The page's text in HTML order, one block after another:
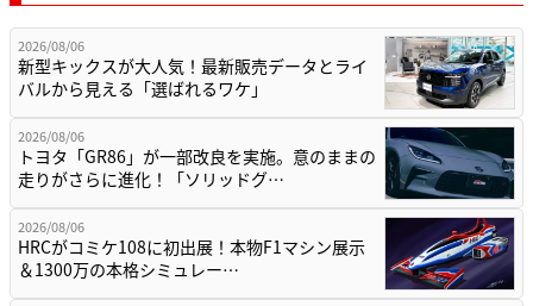
2026/08/06
新型キックスが大人気！最新販売データとライ
バルから見える「選ばれるワケ」
2026/08/06
トヨタ「GR86」が一部改良を実施。意のままの
走りがさらに進化！「ソリッドグ…
2026/08/06
HRCがコミケ108に初出展！本物F1マシン展示
＆1300万の本格シミュレー…